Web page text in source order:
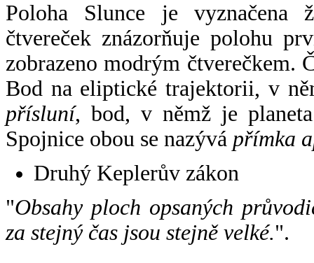
Poloha Slunce je vyznačena
čtvereček znázorňuje polohu
zobrazeno modrým čtverečkem.
Bod na eliptické trajektorii, v
přísluní, bod, v němž je
Spojnice obou se nazývá přímka
Druhý Keplerův zákon
"Obsahy ploch opsaných
za stejný čas jsou stejně velké.".